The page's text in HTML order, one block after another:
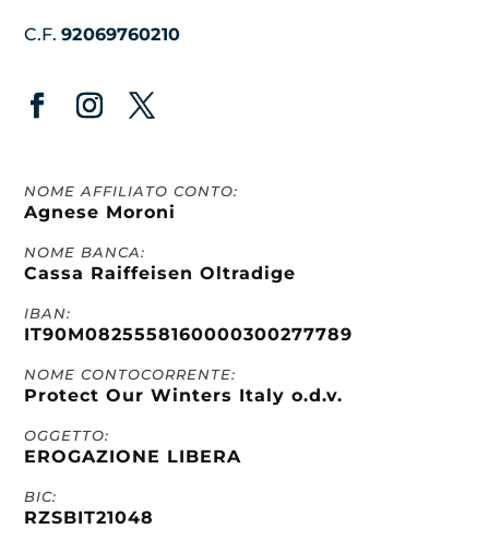
C.F.92069760210
NOME AFFILIATO CONTO:
Agnese Moroni
NOME BANCA:
Cassa Raiffeisen Oltradige
IBAN:
IT90M0825558160000300277789
NOME CONTOCORRENTE:
Protect Our Winters Italy o.d.v.
OGGETTO:
EROGAZIONE LIBERA
BIC:
RZSBIT21048